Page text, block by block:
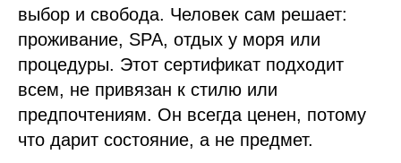
выбор и свобода. Человек сам решает:
проживание, SPA, отдых у моря или
процедуры. Этот сертификат подходит
всем, не привязан к стилю или
предпочтениям. Он всегда ценен, потому
что дарит состояние, а не предмет.